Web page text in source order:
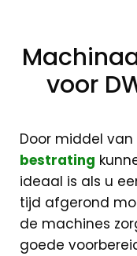
voor
Door middel van
bestrating
ideaal is als u
tijd afgerond
de machines
goede